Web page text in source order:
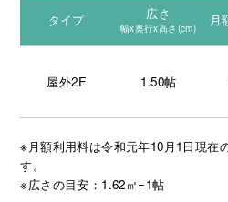
タイプ 広さ
幅x奥行x高さ(cm) 月
屋外2F 1.50帖
※月額利用料は令和元年10月1日現在
す。
※広さの目安：1.62㎡=1帖